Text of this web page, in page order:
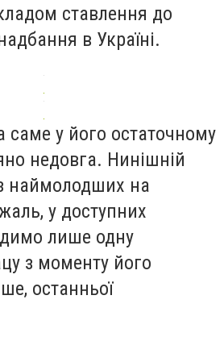
ставлення до
в Україні.
саме у його остаточному
недовга. Нинішній
наймолодших на
у доступних
лише одну
з моменту його
останньої